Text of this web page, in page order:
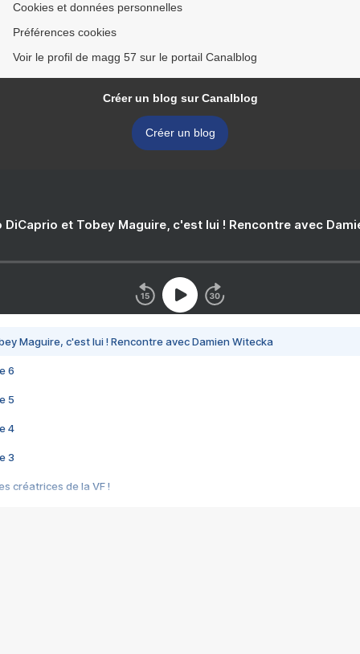
Cookies et données personnelles
Préférences cookies
Voir le profil de magg 57 sur le portail Canalblog
Créer un blog sur Canalblog
Créer un blog
DiCaprio et Tobey Maguire, c'est lui ! Rencontre avec
Maguire, c'est lui ! Rencontre avec Damien Witecka
6
5
4
3
créatrices de la VF !